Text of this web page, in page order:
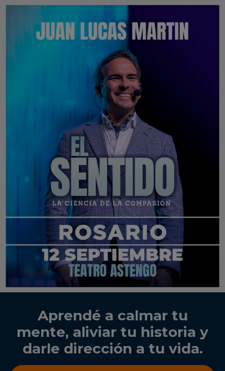
Aprendé a calmar tu
mente, aliviar tu historia y
darle dirección a tu vida.